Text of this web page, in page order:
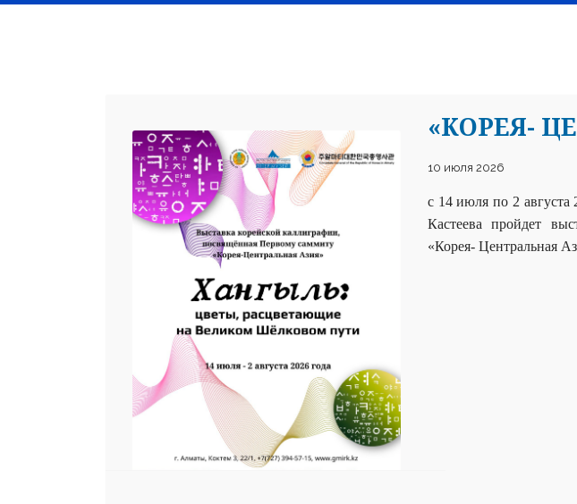
«КОРЕЯ-
10 июля 2026
с 14 июля по 2 августа
Кастеева пройдет в
«Корея- Центральная